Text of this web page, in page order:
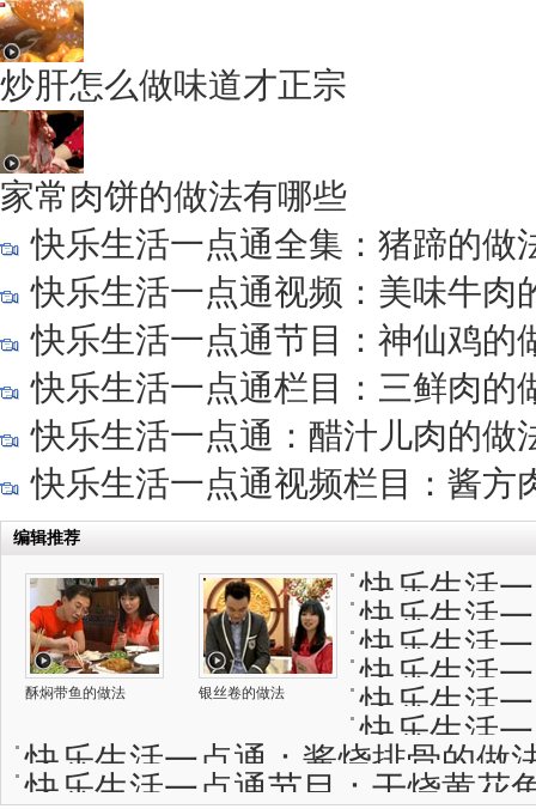
炒肝怎么做味道才正宗
家常肉饼的做法有哪些
快乐生活一点通全集：猪蹄的做
快乐生活一点通视频：美味牛肉
快乐生活一点通节目：神仙鸡的
快乐生活一点通栏目：三鲜肉的
快乐生活一点通：醋汁儿肉的做
快乐生活一点通视频栏目：酱方
编辑推荐
酥焖带鱼的做法 银丝卷的做法
快乐生活
快乐生活
快乐生活
快乐生活
快乐生活
快乐生活
快乐生活一点通：酱烧排骨的做
快乐生活一点通节目：干烧黄花